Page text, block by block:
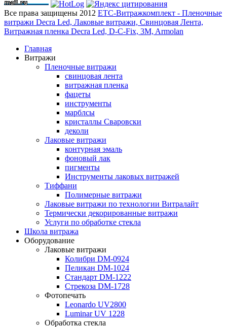
Все права защищены 2012 ЕТС-Витражкомплект - Пленочные
витражи Decra Led, Лаковые витражи, Свинцовая Лента,
Витражная пленка Decra Led, D-C-Fix, 3M, Armolan
Главная
Витражи
Пленочные витражи
свинцовая лента
витражная пленка
фацеты
инструменты
марблсы
кристаллы Сваровски
деколи
Лаковые витражи
контурная эмаль
фоновый лак
пигменты
Инструменты лаковых витражей
Тиффани
Полимерные витражи
Лаковые витражи по технологии Витралайт
Термически декорированные витражи
Услуги по обработке стекла
Школа витража
Оборудование
Лаковые витражи
Колибри DM-0924
Пеликан DM-1024
Стандарт DM-1222
Стрекоза DM-1728
Фотопечать
Leonardo UV2800
Luminar UV 1228
Обработка стекла